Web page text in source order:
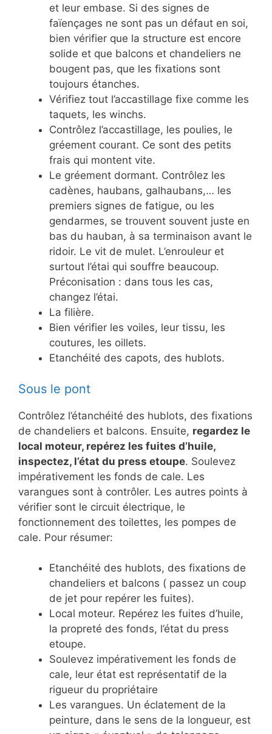
et leur embase. Si des signes de
faïençages ne sont pas un défaut en soi,
bien vérifier que la structure est encore
solide et que balcons et chandeliers ne
bougent pas, que les fixations sont
toujours étanches.
Vérifiez tout l’accastillage fixe comme les
taquets, les winchs.
Contrôlez l’accastillage, les poulies, le
gréement courant. Ce sont des petits
frais qui montent vite.
Le gréement dormant. Contrôlez les
cadènes, haubans, galhaubans,… les
premiers signes de fatigue, ou les
gendarmes, se trouvent souvent juste en
bas du hauban, à sa terminaison avant le
ridoir. Le vit de mulet. L’enrouleur et
surtout l’étai qui souffre beaucoup.
Préconisation : dans tous les cas,
changez l’étai.
La filière.
Bien vérifier les voiles, leur tissu, les
coutures, les oillets.
Etanchéité des capots, des hublots.
Sous le pont
Contrôlez l’étanchéité des hublots, des fixations
de chandeliers et balcons. Ensuite, regardez le
local moteur, repérez les fuites d’huile,
inspectez, l’état du press etoupe. Soulevez
impérativement les fonds de cale. Les
varangues sont à contrôler. Les autres points à
vérifier sont le circuit électrique, le
fonctionnement des toilettes, les pompes de
cale. Pour résumer:
Etanchéité des hublots, des fixations de
chandeliers et balcons ( passez un coup
de jet pour repérer les fuites).
Local moteur. Repérez les fuites d’huile,
la propreté des fonds, l’état du press
etoupe.
Soulevez impérativement les fonds de
cale, leur état est représentatif de la
rigueur du propriétaire
Les varangues. Un éclatement de la
peinture, dans le sens de la longueur, est